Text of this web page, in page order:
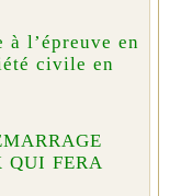
l’épreuve en
civile en
QUI FERA